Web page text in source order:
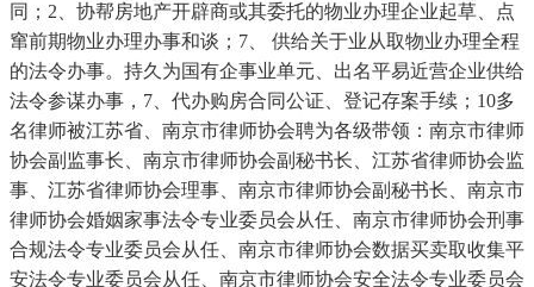
同；2、协帮房地产开辟商或其委托的物业办理企业起草、点
窜前期物业办理办事和谈；7、 供给关于业从取物业办理全程
的法令办事。持久为国有企事业单元、出名平易近营企业供给
法令参谋办事，7、代办购房合同公证、登记存案手续；10多
名律师被江苏省、南京市律师协会聘为各级带领：南京市律师
协会副监事长、南京市律师协会副秘书长、江苏省律师协会监
事、江苏省律师协会理事、南京市律师协会副秘书长、南京市
律师协会婚姻家事法令专业委员会从任、南京市律师协会刑事
合规法令专业委员会从任、南京市律师协会数据买卖取收集平
安法令专业委员会从任、南京市律师协会安全法令专业委员会